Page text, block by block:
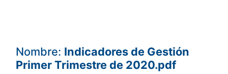
Nombre: Indicadores de Gestión
Primer Trimestre de 2020.pdf